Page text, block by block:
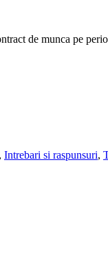
de munca pe
, Intrebari si raspunsuri,